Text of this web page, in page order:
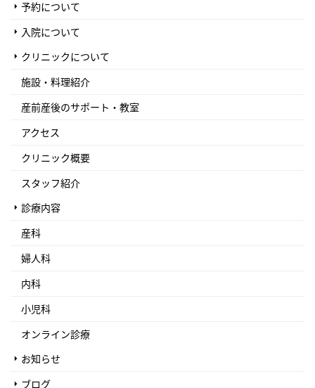
予約について
入院について
クリニックについて
施設・料理紹介
産前産後のサポート・教室
アクセス
クリニック概要
スタッフ紹介
診療内容
産科
婦人科
内科
小児科
オンライン診療
お知らせ
ブログ